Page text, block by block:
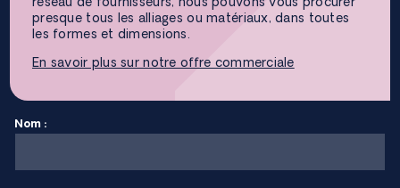
presque tous les alliages ou matériaux, dans toutes
les formes et dimensions.
En savoir plus sur notre offre commerciale
Nom :